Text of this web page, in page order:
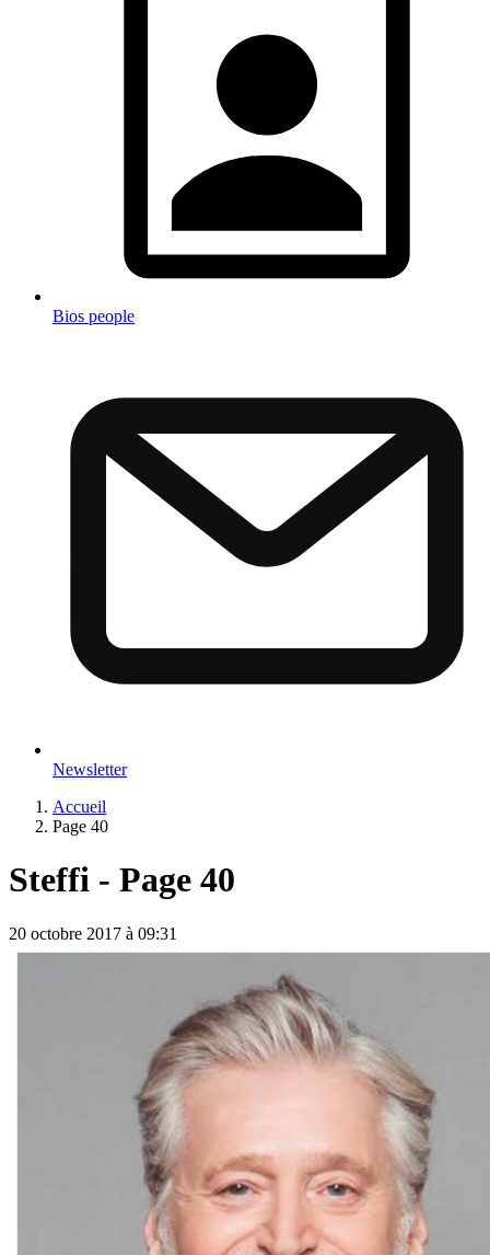
Bios people
Newsletter
Accueil
Page 40
Steffi - Page 40
20 octobre 2017 à 09:31